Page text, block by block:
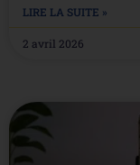
LIRE LA SUITE »
2 avril 2026